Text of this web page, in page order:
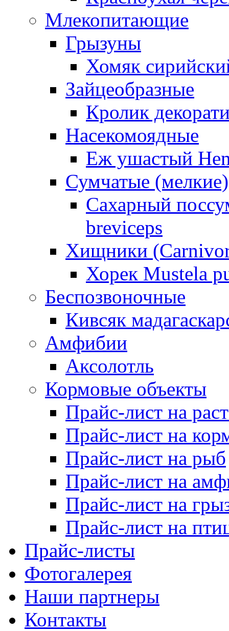
Млекопитающие
Грызуны
Хомяк
Зайцеобразные
Кролик
Насекомоядные
Еж ушастый
Сумчатые (мелкие)
Сахарный
breviceps
Хищники
Хорек Mustela
Беспозвоночные
Кивсяк
Амфибии
Аксолотль
Кормовые объекты
Прайс-лист на
Прайс-лист на
Прайс-лист на рыб
Прайс-лист на
Прайс-лист на
Прайс-лист на
Прайс-листы
Фотогалерея
Наши партнеры
Контакты